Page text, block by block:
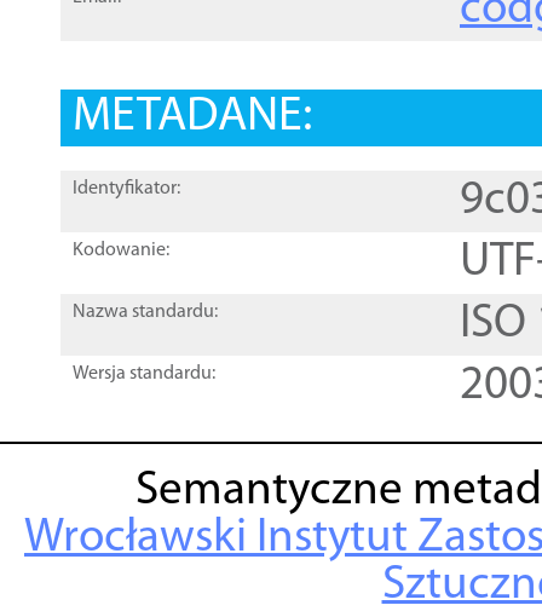
METADANE:
Identyfikator:
Kodowanie:
Nazwa standardu:
Wersja standardu:
Semantyczne
Wrocławski Instytut